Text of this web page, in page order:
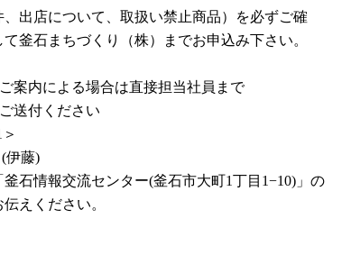
出店について、取扱い禁止商品）を必ずご確
釜石まちづくり（株）までお申込み下さい。
案内による場合は直接担当社員まで
送付ください
(伊藤)
石情報交流センター(釜石市大町1丁目1−10)」の
えください。